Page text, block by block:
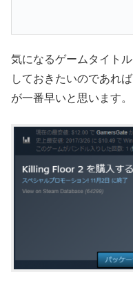
気になるゲームタイト
しておきたいのであれば
が一番早いと思います。